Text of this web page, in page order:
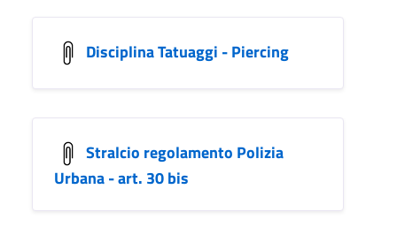
Disciplina Tatuaggi - Piercing
Stralcio regolamento Polizia
Urbana - art. 30 bis